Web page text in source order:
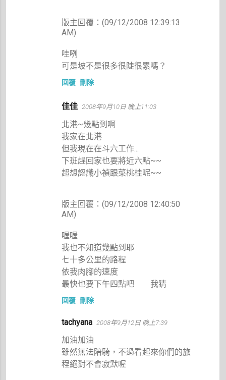
版主回覆：(09/12/2008 12:39:13
AM)
哇咧
可是坡不是很多很陡很累嗎？
回覆 刪除
佳佳 2008年9月10日 晚上11:03
北港~幾點到啊
我家在北港
但我現在在斗六工作...
下班趕回家也要將近六點~~
超想認識小禎跟菜桃桂呢~~
版主回覆：(09/12/2008 12:40:50
AM)
喔喔
我也不知道幾點到耶
七十多公里的路程
依我肉腳的速度
最快也要下午四點吧 我猜
回覆 刪除
tachyana 2008年9月12日 晚上7:39
加油加油
雖然無法陪騎，不過看起來你們的旅
程絕對不會寂默喔